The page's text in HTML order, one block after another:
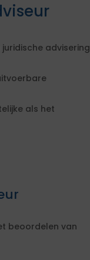
advisering
als het
beoordelen van